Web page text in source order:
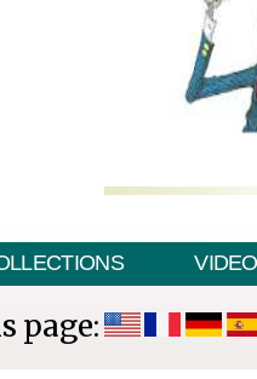
VIDEO
page: